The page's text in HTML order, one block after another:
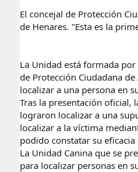
El concejal de Protección
de Henares. "Esta es la
La Unidad está formada
de Protección Ciudadana
localizar a una persona en
Tras la presentación oficial,
lograron localizar a una
localizar a la víctima
podido constatar su
La Unidad Canina que se
para localizar personas en